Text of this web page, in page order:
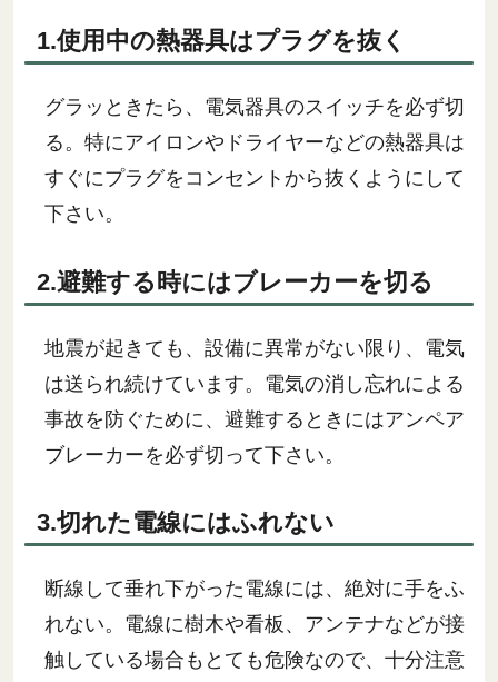
1.使用中の熱器具はプラグを抜く
グラッときたら、電気器具のスイッチを必ず切
る。特にアイロンやドライヤーなどの熱器具は
すぐにプラグをコンセントから抜くようにして
下さい。
2.避難する時にはブレーカーを切る
地震が起きても、設備に異常がない限り、電気
は送られ続けています。電気の消し忘れによる
事故を防ぐために、避難するときにはアンペア
ブレーカーを必ず切って下さい。
3.切れた電線にはふれない
断線して垂れ下がった電線には、絶対に手をふ
れない。電線に樹木や看板、アンテナなどが接
触している場合もとても危険なので、十分注意